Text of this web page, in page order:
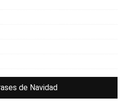
de Navidad